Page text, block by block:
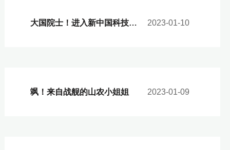
大国院士！进入新中国科技档案的山东农大人 2023-01-10
飒！来自战舰的山农小姐姐 2023-01-09